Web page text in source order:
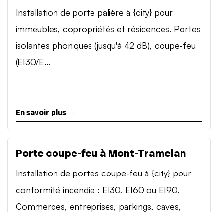
Installation de porte palière à {city} pour
immeubles, copropriétés et résidences. Portes
isolantes phoniques (jusqu'à 42 dB), coupe-feu
(EI30/E...
En savoir plus →
Porte coupe-feu à Mont-Tramelan
Installation de portes coupe-feu à {city} pour
conformité incendie : EI30, EI60 ou EI90.
Commerces, entreprises, parkings, caves,